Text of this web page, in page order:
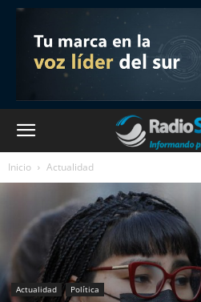
Inicio Actualidad
Actualidad Política